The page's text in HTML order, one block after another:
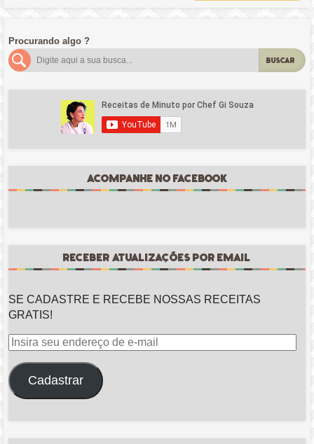
Procurando algo ?
BUSCAR
ACOMPANHE NO FACEBOOK
RECEBER ATUALIZAÇÕES POR EMAIL
SE CADASTRE E RECEBE NOSSAS RECEITAS
GRATIS!
Insira
endereço
de
Cadastrar